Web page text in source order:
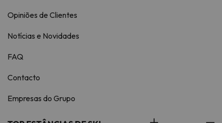
Opiniões de Clientes
Notícias e Novidades
FAQ
Contacto
Empresas do Grupo